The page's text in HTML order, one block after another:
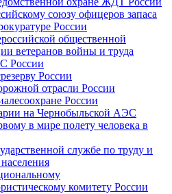
союзу офицеров запаса
России
общественной
ветеранов войны и труда
России
России
отрасли России
России
на Чернобыльской АЭС
в мире полету человека в
службе по труду и
комитету России